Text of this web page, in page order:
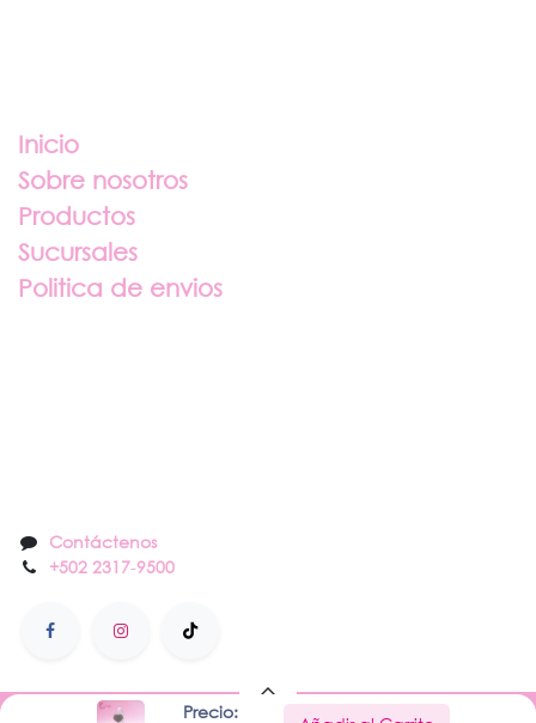
Precio:
Inicio
Sobre nosotros
Productos
Sucursales
Politica de envios
Contáctenos
+502 2317-9500